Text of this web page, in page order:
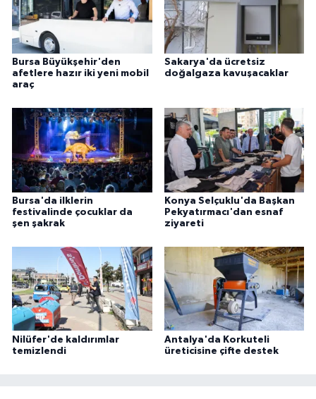
Bursa Büyükşehir'den
afetlere hazır iki yeni mobil
araç
Sakarya'da ücretsiz
doğalgaza kavuşacaklar
Bursa'da ilklerin
festivalinde çocuklar da
şen şakrak
Konya Selçuklu'da Başkan
Pekyatırmacı'dan esnaf
ziyareti
Nilüfer'de kaldırımlar
temizlendi
Antalya'da Korkuteli
üreticisine çifte destek